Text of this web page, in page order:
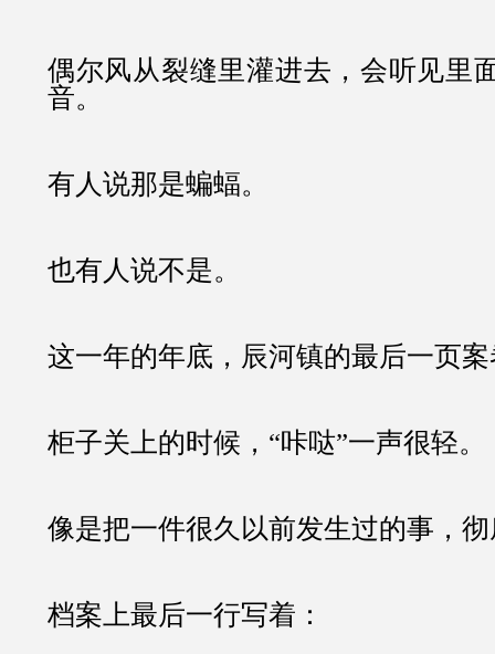
偶尔风从裂缝里灌进去，会听见里
音。
有人说那是蝙蝠。
也有人说不是。
这一年的年底，辰河镇的最后一页
柜子关上的时候，“咔哒”一声很轻。
像是把一件很久以前发生过的事，
档案上最后一行写着：